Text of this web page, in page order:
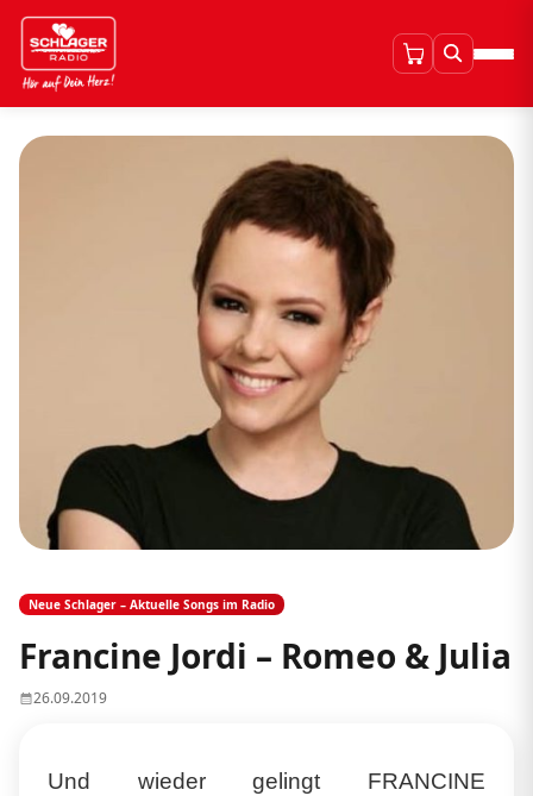
Neue Schlager – Aktuelle Songs im Radio
Francine Jordi – Romeo & Julia
26.09.2019
Und wieder gelingt FRANCINE